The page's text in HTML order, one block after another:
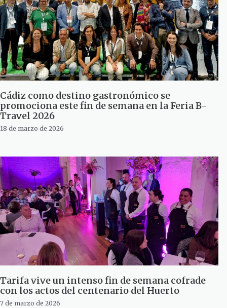
Cádiz como destino gastronómico se
promociona este fin de semana en la Feria B-
Travel 2026
18 de marzo de 2026
Tarifa vive un intenso fin de semana cofrade
con los actos del centenario del Huerto
7 de marzo de 2026